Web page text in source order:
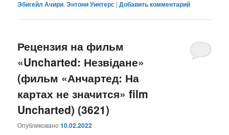
Эбигейл Ачири,Энтони Уинтерс |Добавить комментарий
Рецензия на фильм
«Uncharted: Незвідане»
(фильм «Анчартед: На
картах не значится» film
Uncharted) (3621)
Опубликовано10.02.2022